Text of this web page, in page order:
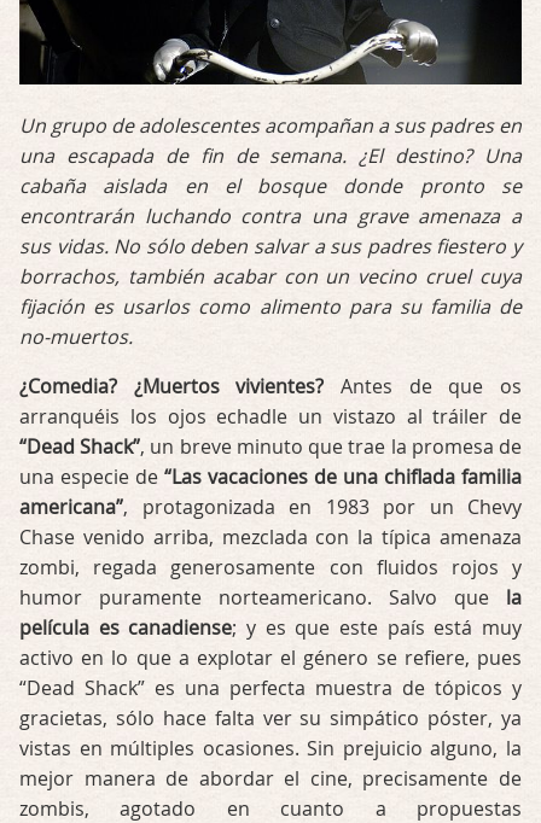
Un grupo de adolescentes acompañan a sus padres en
una escapada de fin de semana. ¿El destino? Una
cabaña aislada en el bosque donde pronto se
encontrarán luchando contra una grave amenaza a
sus vidas. No sólo deben salvar a sus padres fiestero y
borrachos, también acabar con un vecino cruel cuya
fijación es usarlos como alimento para su familia de
no-muertos.
¿Comedia? ¿Muertos vivientes? Antes de que os
arranquéis los ojos echadle un vistazo al tráiler de
“Dead Shack”, un breve minuto que trae la promesa de
una especie de “Las vacaciones de una chiflada familia
americana”, protagonizada en 1983 por un Chevy
Chase venido arriba, mezclada con la típica amenaza
zombi, regada generosamente con fluidos rojos y
humor puramente norteamericano. Salvo que la
película es canadiense; y es que este país está muy
activo en lo que a explotar el género se refiere, pues
“Dead Shack” es una perfecta muestra de tópicos y
gracietas, sólo hace falta ver su simpático póster, ya
vistas en múltiples ocasiones. Sin prejuicio alguno, la
mejor manera de abordar el cine, precisamente de
zombis, agotado en cuanto a propuestas